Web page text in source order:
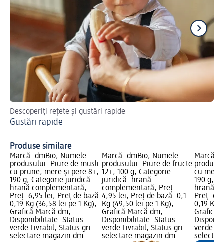
Descoperiți rețete și gustări rapide
Gustări rapide
Produse similare
Marcă: dmBio; Numele
produsului: Piure de musli
cu prune, mere și pere 8+,
190 g; Categorie juridică:
hrană complementară;
Preț: 6,95 lei; Preț de bază:
0,19 Kg (36,58 lei pe 1 Kg);
Grafică Marcă dm;
Disponibilitate: Status
verde Livrabil, Status gri
selectare magazin dm
Marcă: dmBio; Numele
produsului: Piure de fructe
12+, 100 g; Categorie
juridică: hrană
complementară; Preț:
4,95 lei; Preț de bază: 0,1
Kg (49,50 lei pe 1 Kg);
Grafică Marcă dm;
Disponibilitate: Status
verde Livrabil, Status gri
selectare magazin dm
Marcă:
cu mere
190 g;
hrană
Preț:
0,19 Kg
Grafică
verde